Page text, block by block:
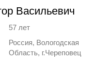
Васильевич
57 лет
Россия, Вологодская
Область, г.Череповец